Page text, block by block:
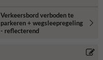
Verkeersbord verboden te
parkeren + wegsleepregeling
- reflecterend